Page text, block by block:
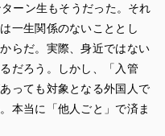
ーン生もそうだった。それ
一生関係のないこととし
らだ。実際、身近ではない
だろう。しかし、「入管
っても対象となる外国人で
本当に「他人ごと」で済ま